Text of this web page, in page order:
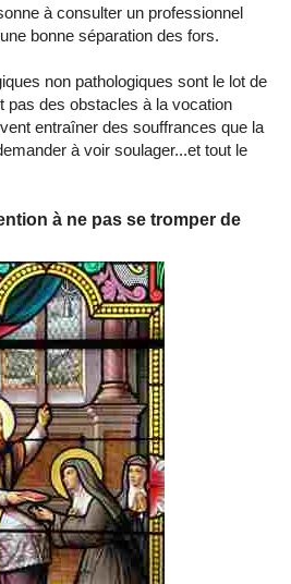
à consulter un professionnel
bonne séparation des fors.
non pathologiques sont le lot de
pas des obstacles à la vocation
entraîner des souffrances que la
à voir soulager...et tout le
à ne pas se tromper de